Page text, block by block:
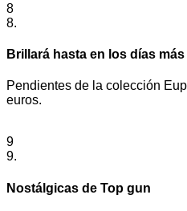
8
8.
Brillará hasta en los días
Pendientes de la colección
euros.
9
9.
Nostálgicas de Top gun